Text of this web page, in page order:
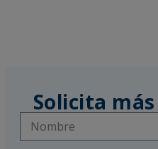
Solicita